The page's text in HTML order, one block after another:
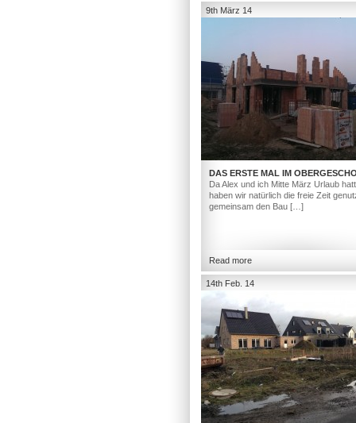
9th März 14
DAS ERSTE MAL IM
Da Alex und ich Mitte März Urlaub
haben wir natürlich die freie Zeit
gemeinsam den Bau […]
Read more
14th Feb. 14